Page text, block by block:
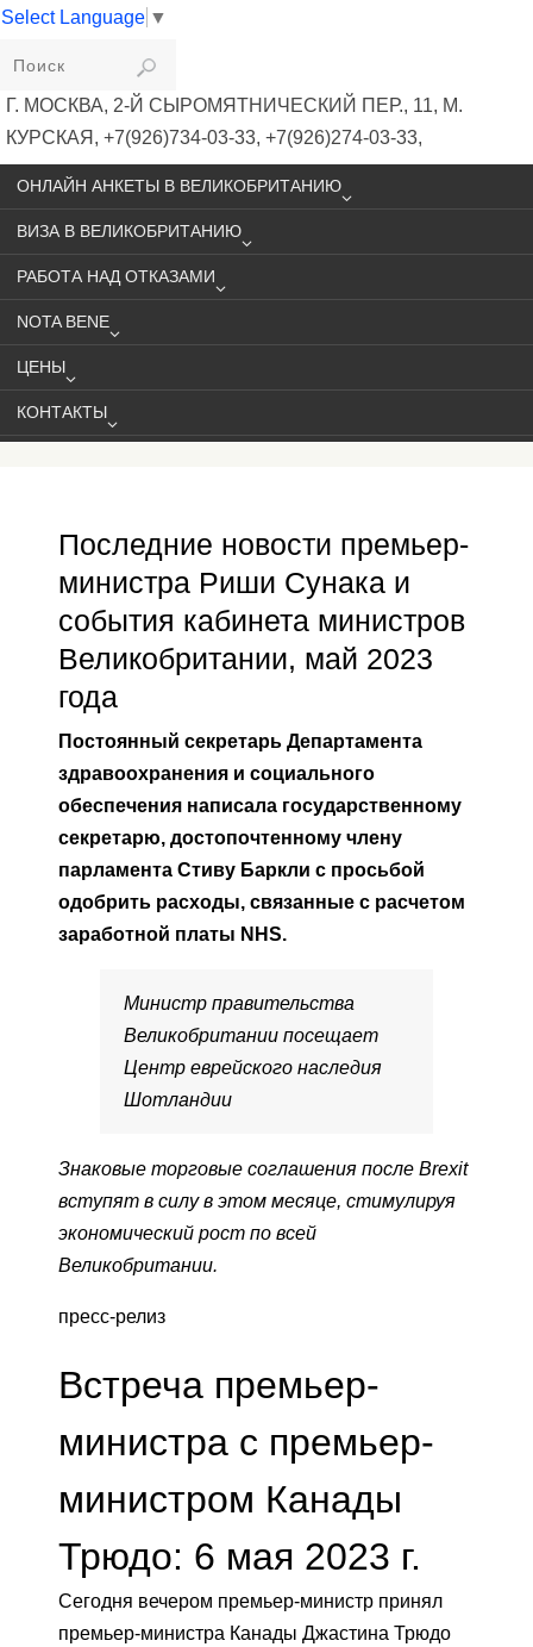
Select Language ▼
VIKIVISA
Г. МОСКВА, 2-Й СЫРОМЯТНИЧЕСКИЙ ПЕР., 11, М.
КУРСКАЯ, +7(926)734-03-33, +7(926)274-03-33,
VISA@VIKIVISA.RU
ОНЛАЙН АНКЕТЫ В ВЕЛИКОБРИТАНИЮ
ВИЗА В ВЕЛИКОБРИТАНИЮ
РАБОТА НАД ОТКАЗАМИ
NOTA BENE
ЦЕНЫ
КОНТАКТЫ
Последние новости премьер-
министра Риши Сунака и
события кабинета министров
Великобритании, май 2023
года
Постоянный секретарь Департамента
здравоохранения и социального
обеспечения написала государственному
секретарю, достопочтенному члену
парламента Стиву Баркли с просьбой
одобрить расходы, связанные с расчетом
заработной платы NHS.
Министр правительства
Великобритании посещает
Центр еврейского наследия
Шотландии
Знаковые торговые соглашения после Brexit
вступят в силу в этом месяце, стимулируя
экономический рост по всей
Великобритании.
пресс-релиз
Встреча премьер-
министра с премьер-
министром Канады
Трюдо: 6 мая 2023 г.
Сегодня вечером премьер-министр принял
премьер-министра Канады Джастина Трюдо